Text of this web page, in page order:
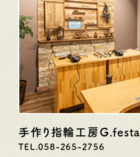
手作り指輪工房G.festa
TEL.058-265-2756